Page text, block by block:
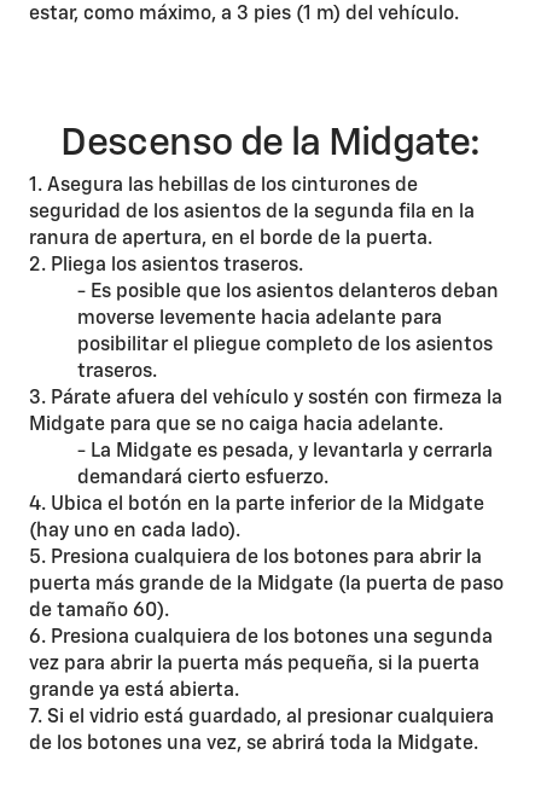
estar, como máximo, a 3 pies (1 m) del vehículo.
Descenso de la Midgate:
1. Asegura las hebillas de los cinturones de
seguridad de los asientos de la segunda fila en la
ranura de apertura, en el borde de la puerta.
2. Pliega los asientos traseros.
- Es posible que los asientos delanteros deban
moverse levemente hacia adelante para
posibilitar el pliegue completo de los asientos
traseros.
3. Párate afuera del vehículo y sostén con firmeza la
Midgate para que se no caiga hacia adelante.
- La Midgate es pesada, y levantarla y cerrarla
demandará cierto esfuerzo.
4. Ubica el botón en la parte inferior de la Midgate
(hay uno en cada lado).
5. Presiona cualquiera de los botones para abrir la
puerta más grande de la Midgate (la puerta de paso
de tamaño 60).
6. Presiona cualquiera de los botones una segunda
vez para abrir la puerta más pequeña, si la puerta
grande ya está abierta.
7. Si el vidrio está guardado, al presionar cualquiera
de los botones una vez, se abrirá toda la Midgate.